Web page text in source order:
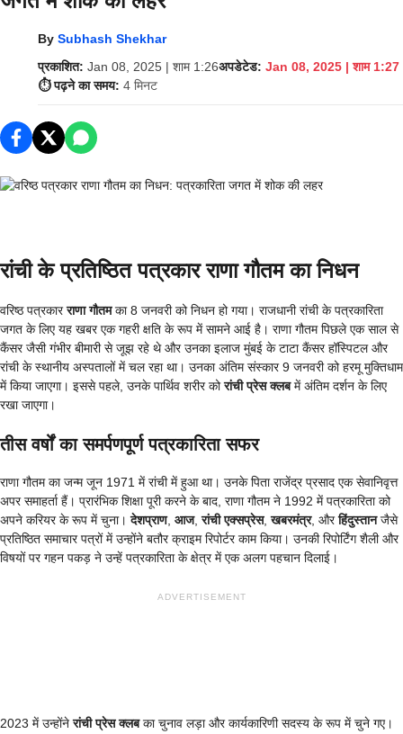
By Subhash Shekhar
प्रकाशित: Jan 08, 2025 | शाम 1:26अपडेटेड: Jan 08, 2025 | शाम 1:27
⏱️ पढ़ने का समय: 4 मिनट
रांची के प्रतिष्ठित पत्रकार राणा गौतम का निधन
वरिष्ठ पत्रकारराणा गौतमका 8 जनवरी को निधन हो गया। राजधानी रांची के पत्रकारिता
जगत के लिए यह खबर एक गहरी क्षति के रूप में सामने आई है। राणा गौतम पिछले एक साल से
कैंसर जैसी गंभीर बीमारी से जूझ रहे थे और उनका इलाज मुंबई के टाटा कैंसर हॉस्पिटल और
रांची के स्थानीय अस्पतालों में चल रहा था। उनका अंतिम संस्कार 9 जनवरी को हरमू मुक्तिधाम
में किया जाएगा। इससे पहले, उनके पार्थिव शरीर कोरांची प्रेस क्लबमें अंतिम दर्शन के लिए
रखा जाएगा।
तीस वर्षों का समर्पणपूर्ण पत्रकारिता सफर
राणा गौतम का जन्म जून 1971 में रांची में हुआ था। उनके पिता राजेंद्र प्रसाद एक सेवानिवृत्त
अपर समाहर्ता हैं। प्रारंभिक शिक्षा पूरी करने के बाद, राणा गौतम ने 1992 में पत्रकारिता को
अपने करियर के रूप में चुना।देशप्राण, आज,रांची एक्सप्रेस,खबरमंत्र, औरहिंदुस्तानजैसे
प्रतिष्ठित समाचार पत्रों में उन्होंने बतौर क्राइम रिपोर्टर काम किया। उनकी रिपोर्टिंग शैली और
विषयों पर गहन पकड़ ने उन्हें पत्रकारिता के क्षेत्र में एक अलग पहचान दिलाई।
ADVERTISEMENT
2023 में उन्होंनेरांची प्रेस क्लबका चुनाव लड़ा और कार्यकारिणी सदस्य के रूप में चुने गए।